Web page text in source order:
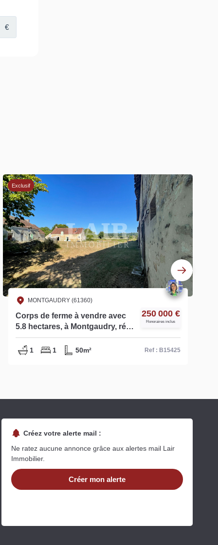
Exclusif
MONTGAUDRY (61360)
Corps de ferme à vendre avec
5.8 hectares, à Montgaudry, réf
B15425
250 000 €
Honoraires inclus
1 1 50m² Ref : B15425
Créez votre alerte mail :
Ne ratez aucune annonce grâce aux alertes mail Lair
Immobilier.
Créer mon alerte